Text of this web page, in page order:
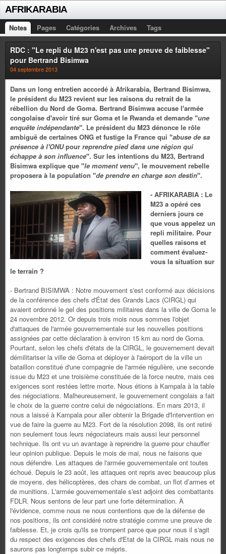
AFRIKARABIA
Notes Pages Catégories Archives Tags
RDC : "Le repli du M23 n'est pas une preuve de faiblesse"
pour Bertrand Bisimwa
04 septembre 2013
Dans un long entretien accordé à Afrikarabia, Bertrand Bisimwa,
le président du M23 revient sur les raisons du retrait de la
rébellion du Nord de Goma. Bertrand Bisimwa accuse l'armée
congolaise d'avoir tiré sur Goma et le Rwanda et demande "une
enquête indépendante". Le président du M23 dénonce le rôle
ambiguë de certaines ONG et fustige la France qui "abuse de sa
présence à l'ONUpour reprendre pied dans une région qui
échappe à son influence". Sur les intentions du M23, Bertrand
Bisimwa explique que "le moment venu", le mouvement rebelle
proposera à la population "de prendre en charge son destin".
- AFRIKARABIA : Le
M23 a opéré ces
derniers jours ce
que vous appelez un
repli militaire. Pour
quelles raisons et
comment évaluez-
vous la situation sur
le terrain ?
- Bertrand BISIMWA : Notre mouvement s'est conformé aux décisions
de la conférence des chefs d'État des Grands Lacs (CIRGL) qui
avaient ordonné le gel des positions militaires dans la ville de Goma le
24 novembre 2012. Or depuis trois mois nous sommes l'objet
d'attaques de l'armée gouvernementale sur les nouvelles positions
assignées par cette déclaration à environ 15 km au nord de Goma.
Pourtant, selon les chefs d'états de la CIRGL, le gouvernement devait
démilitariser la ville de Goma et déployer à l'aéroport de la ville un
bataillon constitué d'une compagnie de l'armée régulière, une seconde
issue du M23 et une troisième constituée de la force neutre, mais ces
exigences sont restées lettre morte. Nous étions à Kampala à la table
des négociations. Malheureusement, le gouvernement congolais a fait
le choix de la guerre contre celui de négociations. En mars 2013, il
nous a laissé à Kampala pour aller obtenir la Brigade d'Intervention en
vue de faire la guerre au M23. Fort de la résolution 2098, ils ont retiré
non seulement tous leurs négociateurs mais aussi leur personnel
technique. Ils ont vu un avantage à reprendre la guerre pour chauffer
leur opinion publique. Depuis le mois de mai, nous ne faisons que
nous défendre. Les attaques de l'armée gouvernementale ont toutes
échoué. Depuis le 23 août, les attaques ont repris avec beaucoup plus
de moyens, des hélicoptères, des chars de combat, un flot d’armes et
de munitions. L'armée gouvernementale s'est adjoint des combattants
FDLR. Nous sentons de leur part une forte détermination. À
l'évidence, comme nous ne nous contentions que de la défense de
nos positions, ils ont considéré notre stratégie comme une preuve de
faiblesse. Et, je crois qu'ils se trompent parce que pour nous il s'agit
du respect des exigences des chefs d'Etat de la CIRGL mais nous ne
saurons pas longtemps subir ce mépris.